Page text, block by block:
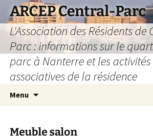
Aller
contenu
ARCEP Central-Parc
L'Association des Résidents de
Parc : informations sur le
parc à Nanterre et les activités
associatives de la résidence
Menu
Meuble salon